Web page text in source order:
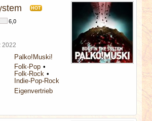
HOT
6,0
2022
Palko!Muski!
Folk-Pop
Folk-Rock
Indie-Pop-Rock
Eigenvertrieb